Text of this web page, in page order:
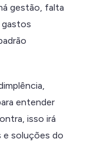
gestão, falta
entender
isso irá
e soluções do